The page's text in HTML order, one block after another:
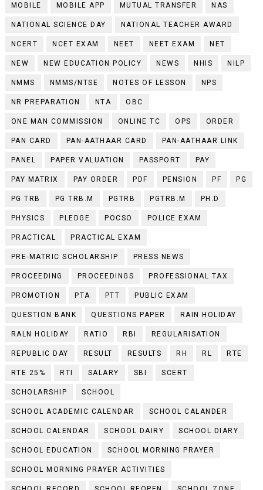
MOBILE MOBILE APP MUTUAL TRANSFER NAS
NATIONAL SCIENCE DAY NATIONAL TEACHER AWARD
NCERT NCET EXAM NEET NEET EXAM NET
NEW NEW EDUCATION POLICY NEWS NHIS NILP
NMMS NMMS/NTSE NOTES OF LESSON NPS
NR PREPARATION NTA OBC
ONE MAN COMMISSION ONLINE TC OPS ORDER
PAN CARD PAN-AATHAAR CARD PAN-AATHAAR LINK
PANEL PAPER VALUATION PASSPORT PAY
PAY MATRIX PAY ORDER PDF PENSION PF PG
PG TRB PG TRB.M PGTRB PGTRB.M PH.D
PHYSICS PLEDGE POCSO POLICE EXAM
PRACTICAL PRACTICAL EXAM
PRE-MATRIC SCHOLARSHIP PRESS NEWS
PROCEEDING PROCEEDINGS PROFESSIONAL TAX
PROMOTION PTA PTT PUBLIC EXAM
QUESTION BANK QUESTIONS PAPER RAIN HOLIDAY
RALN HOLIDAY RATIO RBI REGULARISATION
REPUBLIC DAY RESULT RESULTS RH RL RTE
RTE 25% RTI SALARY SBI SCERT
SCHOLARSHIP SCHOOL
SCHOOL ACADEMIC CALENDAR SCHOOL CALANDER
SCHOOL CALENDAR SCHOOL DAIRY SCHOOL DIARY
SCHOOL EDUCATION SCHOOL MORNING PRAYER
SCHOOL MORNING PRAYER ACTIVITIES